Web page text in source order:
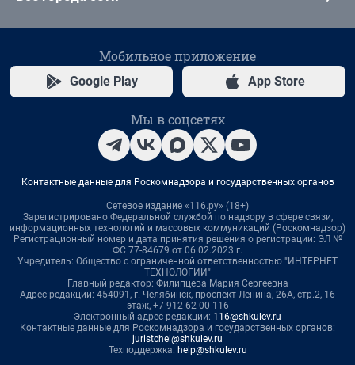
Мобильное приложение
Google Play App Store
Мы в соцсетях
Контактные данные для Роскомнадзора и государственных органов
Сетевое издание «116.ру» (18+)
Зарегистрировано Федеральной службой по надзору в сфере связи,
информационных технологий и массовых коммуникаций (Роскомнадзор)
Регистрационный номер и дата принятия решения о регистрации: ЭЛ №
ФС 77-84679 от 06.02.2023 г.
Учредитель: Общество с ограниченной ответственностью "ИНТЕРНЕТ
ТЕХНОЛОГИИ"
Главный редактор: Филипцева Мария Сергеевна
Адрес редакции: 454091, г. Челябинск, проспект Ленина, 26А, стр.2, 16
этаж, +7 912 62 00 116
Электронный адрес редакции: 116@shkulev.ru
Контактные данные для Роскомнадзора и государственных органов:
juristchel@shkulev.ru
Техподдержка: help@shkulev.ru